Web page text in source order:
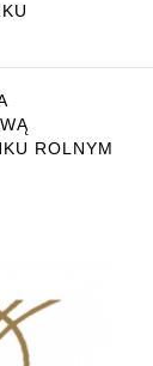
ROLNYM